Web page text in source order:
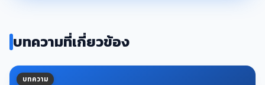
บทความที่เกี่ยวข้อง
บทความ